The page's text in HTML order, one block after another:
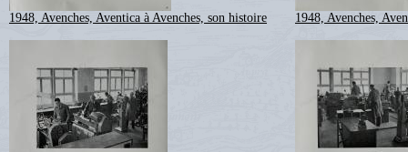
1948, Avenches, Aventica à Avenches, son histoire 1948, Avenches,